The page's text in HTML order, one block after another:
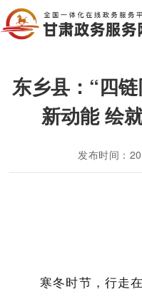
东乡县：“四
新动能 绘
发布时间：
寒冬时节，行走